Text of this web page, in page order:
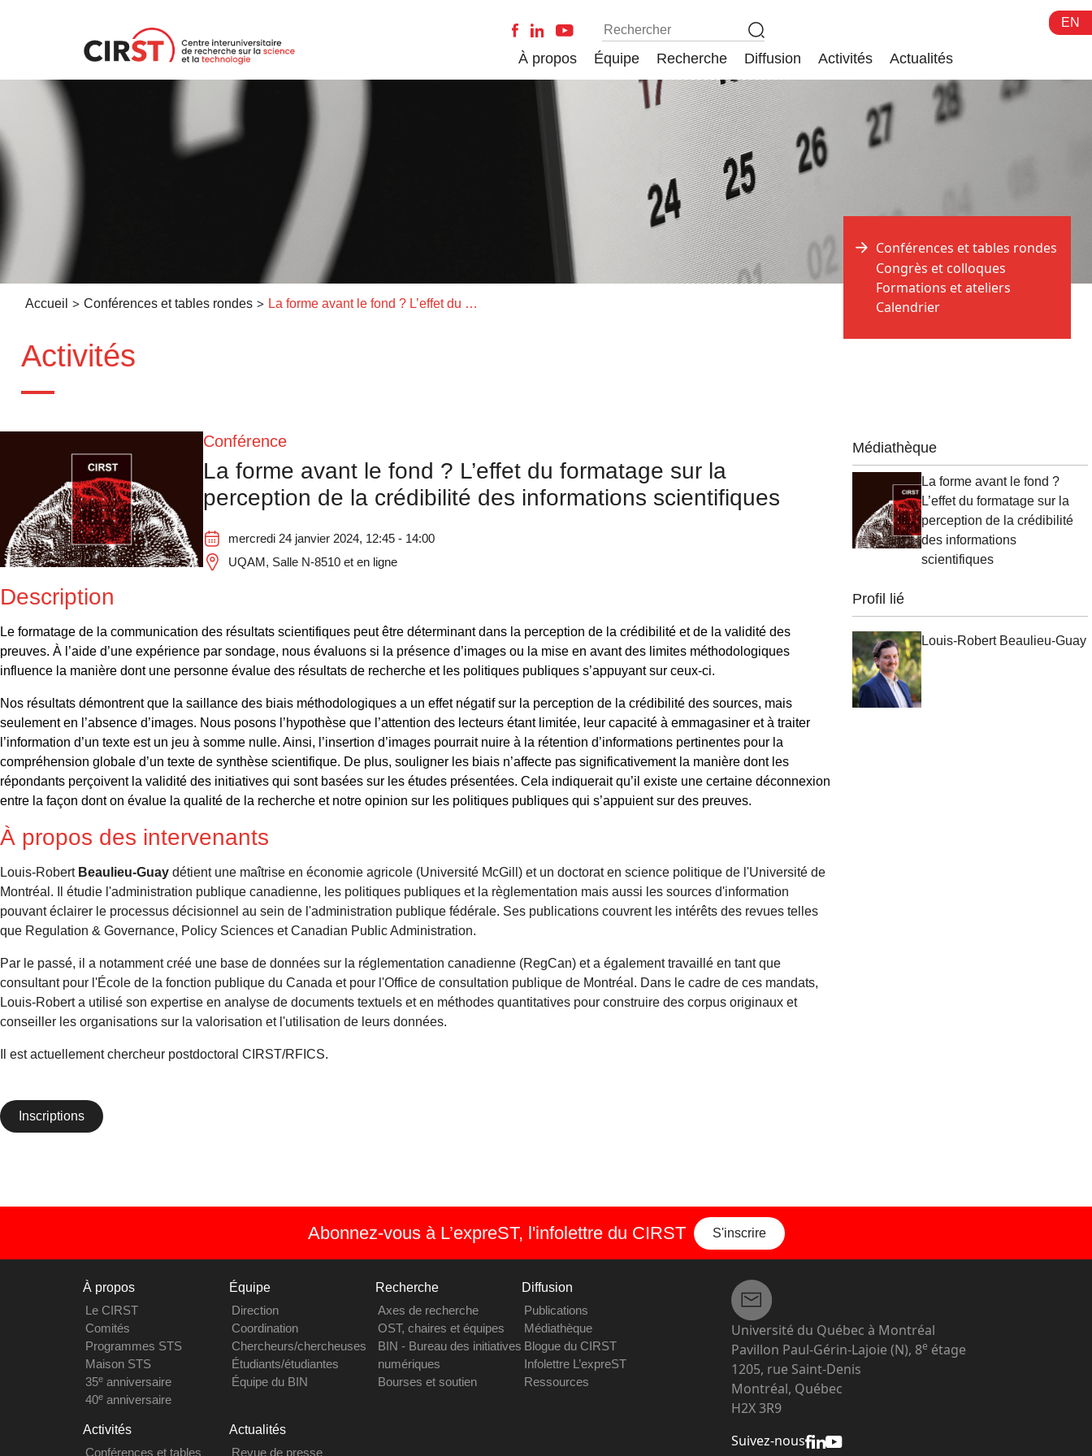
EN
À propos Équipe Recherche Diffusion Activités Actualités
Accueil > Conférences et tables rondes > La forme avant le fond ? L’effet du formatage sur la perception de la crédibilité des informations scientifiques
Activités
Conférences et tables rondes
Congrès et colloques
Formations et ateliers
Calendrier
Conférence
La forme avant le fond ? L’effet du formatage sur la
perception de la crédibilité des informations scientifiques
mercredi 24 janvier 2024, 12:45 - 14:00
UQAM, Salle N-8510 et en ligne
Description
Le formatage de la communication des résultats scientifiques peut être déterminant dans la perception de la crédibilité et de la validité des
preuves. À l’aide d’une expérience par sondage, nous évaluons si la présence d’images ou la mise en avant des limites méthodologiques
influence la manière dont une personne évalue des résultats de recherche et les politiques publiques s’appuyant sur ceux-ci.
Nos résultats démontrent que la saillance des biais méthodologiques a un effet négatif sur la perception de la crédibilité des sources, mais
seulement en l’absence d’images. Nous posons l’hypothèse que l’attention des lecteurs étant limitée, leur capacité à emmagasiner et à traiter
l’information d’un texte est un jeu à somme nulle. Ainsi, l’insertion d’images pourrait nuire à la rétention d’informations pertinentes pour la
compréhension globale d’un texte de synthèse scientifique. De plus, souligner les biais n’affecte pas significativement la manière dont les
répondants perçoivent la validité des initiatives qui sont basées sur les études présentées. Cela indiquerait qu’il existe une certaine déconnexion
entre la façon dont on évalue la qualité de la recherche et notre opinion sur les politiques publiques qui s’appuient sur des preuves.
À propos des intervenants
Louis-Robert Beaulieu-Guay détient une maîtrise en économie agricole (Université McGill) et un doctorat en science politique de l'Université de
Montréal. Il étudie l'administration publique canadienne, les politiques publiques et la règlementation mais aussi les sources d'information
pouvant éclairer le processus décisionnel au sein de l'administration publique fédérale. Ses publications couvrent les intérêts des revues telles
que Regulation & Governance, Policy Sciences et Canadian Public Administration.
Par le passé, il a notamment créé une base de données sur la réglementation canadienne (RegCan) et a également travaillé en tant que
consultant pour l'École de la fonction publique du Canada et pour l'Office de consultation publique de Montréal. Dans le cadre de ces mandats,
Louis-Robert a utilisé son expertise en analyse de documents textuels et en méthodes quantitatives pour construire des corpus originaux et
conseiller les organisations sur la valorisation et l'utilisation de leurs données.
Il est actuellement chercheur postdoctoral CIRST/RFICS.
Inscriptions
Médiathèque
La forme avant le fond ?
L’effet du formatage sur la
perception de la crédibilité
des informations
scientifiques
Profil lié
Louis-Robert Beaulieu-Guay
Abonnez-vous à L’expreST, l'infolettre du CIRST S'inscrire
À propos
Le CIRST
Comités
Programmes STS
Maison STS
35eanniversaire
40eanniversaire
Équipe
Direction
Coordination
Chercheurs/chercheuses
Étudiants/étudiantes
Équipe du BIN
Recherche
Axes de recherche
OST, chaires et équipes
BIN - Bureau des initiatives
numériques
Bourses et soutien
Diffusion
Publications
Médiathèque
Blogue du CIRST
Infolettre L’expreST
Ressources
Activités
Conférences et tables
Actualités
Revue de presse
Université du Québec à Montréal
Pavillon Paul-Gérin-Lajoie (N), 8e étage
1205, rue Saint-Denis
Montréal, Québec
H2X 3R9
Suivez-nous